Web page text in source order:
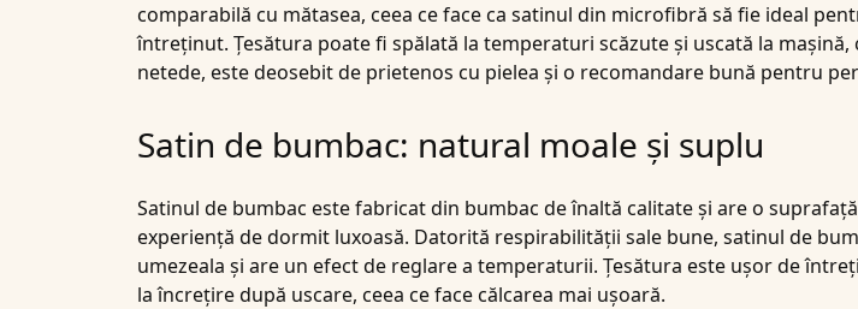
comparabilă cu mătasea, ceea ce face ca satinul din microfibră să fie ideal
întreținut. Țesătura poate fi spălată la temperaturi scăzute și uscată la mașină,
netede, este deosebit de prietenos cu pielea și o recomandare bună pentru
Satin de bumbac: natural moale și suplu
Satinul de bumbac este fabricat din bumbac de înaltă calitate și are o
experiență de dormit luxoasă. Datorită respirabilității sale bune, satinul de
umezeala și are un efect de reglare a temperaturii. Țesătura este ușor de
la încrețire după uscare, ceea ce face călcarea mai ușoară.